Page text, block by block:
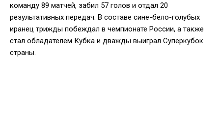
команду 89 матчей, забил 57 голов и отдал 20
результативных передач. В составе сине-бело-голубых
иранец трижды побеждал в чемпионате России, а также
стал обладателем Кубка и дважды выиграл Суперкубок
страны.